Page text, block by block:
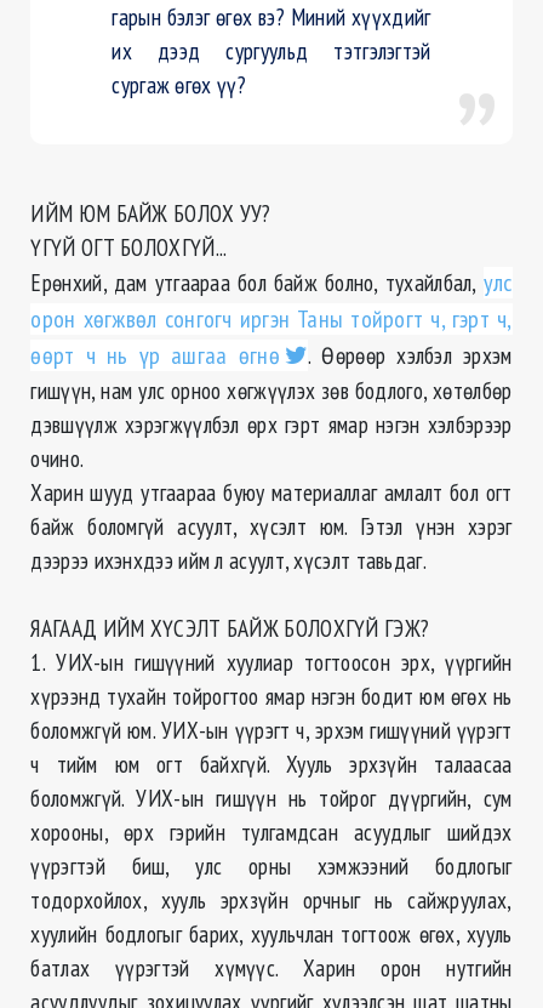
гарын бэлэг өгөх вэ? Миний хүүхдийг
их дээд сургуульд тэтгэлэгтэй
сургаж өгөх үү?
ИЙМ ЮМ БАЙЖ БОЛОХ УУ?
ҮГҮЙ ОГТ БОЛОХГҮЙ...
Ерөнхий, дам утгаараа бол байж болно, тухайлбал, улс
орон хөгжвөл сонгогч иргэн Таны тойрогт ч, гэрт ч,
өөрт ч нь үр ашгаа өгнө
. Өөрөөр хэлбэл эрхэм
гишүүн, нам улс орноо хөгжүүлэх зөв бодлого, хөтөлбөр
дэвшүүлж хэрэгжүүлбэл өрх гэрт ямар нэгэн хэлбэрээр
очино.
Харин шууд утгаараа буюу материаллаг амлалт бол огт
байж боломгүй асуулт, хүсэлт юм. Гэтэл үнэн хэрэг
дээрээ ихэнхдээ ийм л асуулт, хүсэлт тавьдаг.
ЯАГААД ИЙМ ХҮСЭЛТ БАЙЖ БОЛОХГҮЙ ГЭЖ?
1. УИХ-ын гишүүний хуулиар тогтоосон эрх, үүргийн
хүрээнд тухайн тойрогтоо ямар нэгэн бодит юм өгөх нь
боломжгүй юм. УИХ-ын үүрэгт ч, эрхэм гишүүний үүрэгт
ч тийм юм огт байхгүй. Хууль эрхзүйн талаасаа
боломжгүй. УИХ-ын гишүүн нь тойрог дүүргийн, сум
хорооны, өрх гэрийн тулгамдсан асуудлыг шийдэх
үүрэгтэй биш, улс орны хэмжээний бодлогыг
тодорхойлох, хууль эрхзүйн орчныг нь сайжруулах,
хуулийн бодлогыг барих, хуульчлан тогтоож өгөх, хууль
батлах үүрэгтэй хүмүүс. Харин орон нутгийн
асуудлуудыг зохицуулах үүргийг хүлээлсэн шат шатны